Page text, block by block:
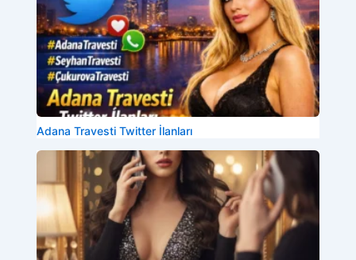
Adana Travesti Twitter İlanları